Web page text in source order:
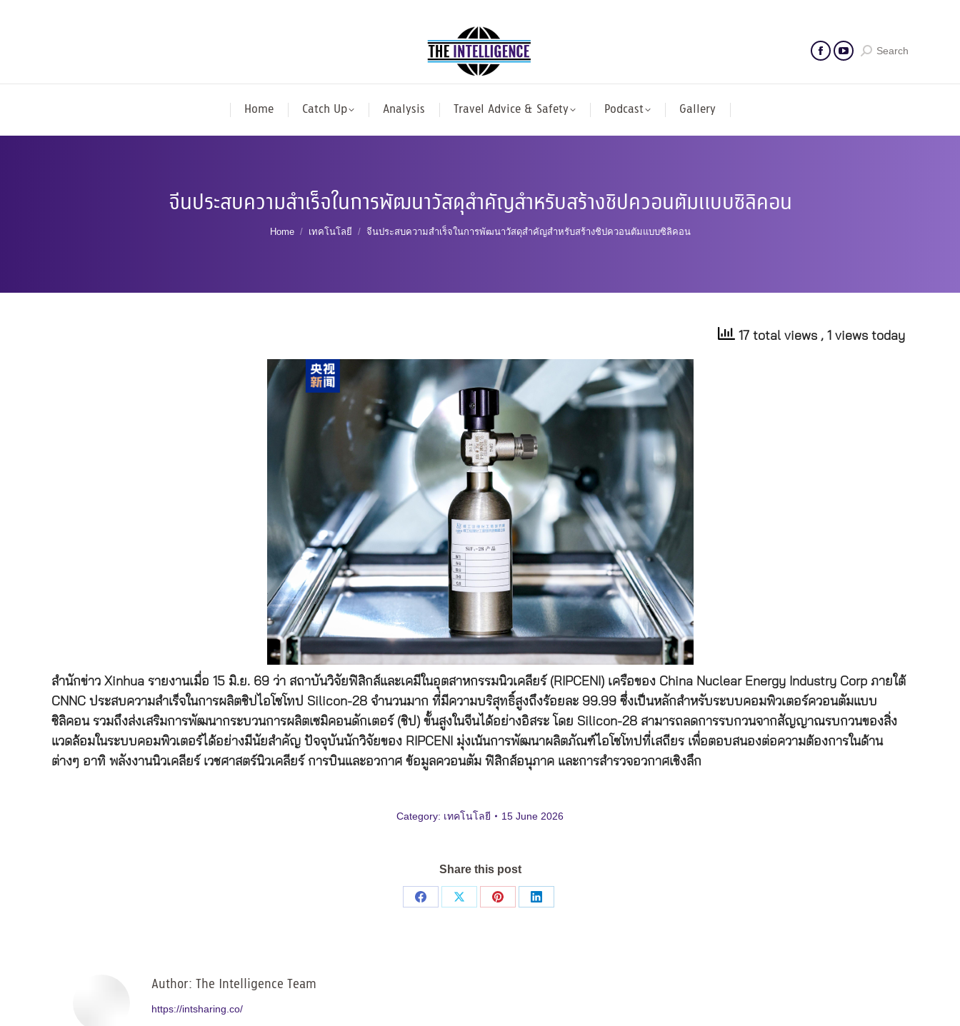
Search
Home Catch Up Analysis Travel Advice & Safety Podcast Gallery
จีนประสบความสำเร็จในการพัฒนาวัสดุสำคัญสำหรับสร้างชิปควอนตัมแบบซิลิคอน
You are here:
Home เทคโนโลยี จีนประสบความสำเร็จในการพัฒนาวัสดุสำคัญสำหรับสร้างชิปควอนตัมแบบซิลิคอน
17 total views , 1 views today
สำนักข่าว Xinhua รายงานเมื่อ 15 มิ.ย. 69 ว่า สถาบันวิจัยฟิสิกส์และเคมีในอุตสาหกรรมนิวเคลียร์ (RIPCENI) เครือของ China Nuclear Energy Industry Corp ภายใต้
CNNC ประสบความสำเร็จในการผลิตชิปไอโซโทป Silicon-28 จำนวนมาก ที่มีความบริสุทธิ์สูงถึงร้อยละ 99.99 ซึ่งเป็นหลักสำหรับระบบคอมพิวเตอร์ควอนตัมแบบ
ซิลิคอน รวมถึงส่งเสริมการพัฒนากระบวนการผลิตเซมิคอนดักเตอร์ (ชิป) ขั้นสูงในจีนได้อย่างอิสระ โดย Silicon-28 สามารถลดการรบกวนจากสัญญาณรบกวนของสิ่ง
แวดล้อมในระบบคอมพิวเตอร์ได้อย่างมีนัยสำคัญ ปัจจุบันนักวิจัยของ RIPCENI มุ่งเน้นการพัฒนาผลิตภัณฑ์ไอโซโทปที่เสถียร เพื่อตอบสนองต่อความต้องการในด้าน
ต่างๆ อาทิ พลังงานนิวเคลียร์ เวชศาสตร์นิวเคลียร์ การบินและอวกาศ ข้อมูลควอนตัม ฟิสิกส์อนุภาค และการสำรวจอวกาศเชิงลึก
Category: เทคโนโลยี 15 June 2026
Share this post
Share
Share
Share
Share
Author: The Intelligence Team
https://intsharing.co/